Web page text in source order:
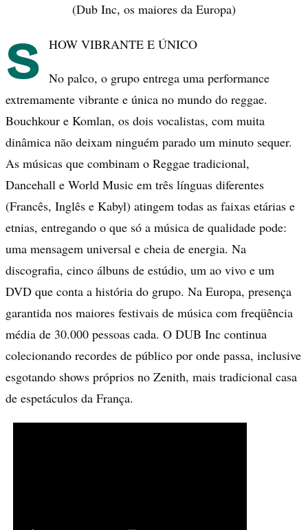
(Dub Inc, os maiores da Europa)
S HOW VIBRANTE E ÚNICO
No palco, o grupo entrega uma performance
extremamente vibrante e única no mundo do reggae.
Bouchkour e Komlan, os dois vocalistas, com muita
dinâmica não deixam ninguém parado um minuto sequer.
As músicas que combinam o Reggae tradicional,
Dancehall e World Music em três línguas diferentes
(Francês, Inglês e Kabyl) atingem todas as faixas etárias e
etnias, entregando o que só a música de qualidade pode:
uma mensagem universal e cheia de energia. Na
discografia, cinco álbuns de estúdio, um ao vivo e um
DVD que conta a história do grupo. Na Europa, presença
garantida nos maiores festivais de música com freqüência
média de 30.000 pessoas cada. O DUB Inc continua
colecionando recordes de público por onde passa, inclusive
esgotando shows próprios no Zenith, mais tradicional casa
de espetáculos da França.